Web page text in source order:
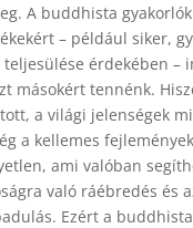
A buddhista
– például siker,
érdekében –
másokért tennénk.
a világi jelenségek
a kellemes
ami valóban
való ráébredés és
Ezért a